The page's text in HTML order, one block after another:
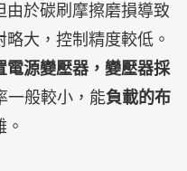
於碳刷摩擦磨損導致
大，控制精度較低。
電源變壓器，變壓器採
一般較小，能負載的布